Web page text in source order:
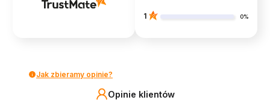
1 0%
Jak zbieramy opinie?
Opinie klientów